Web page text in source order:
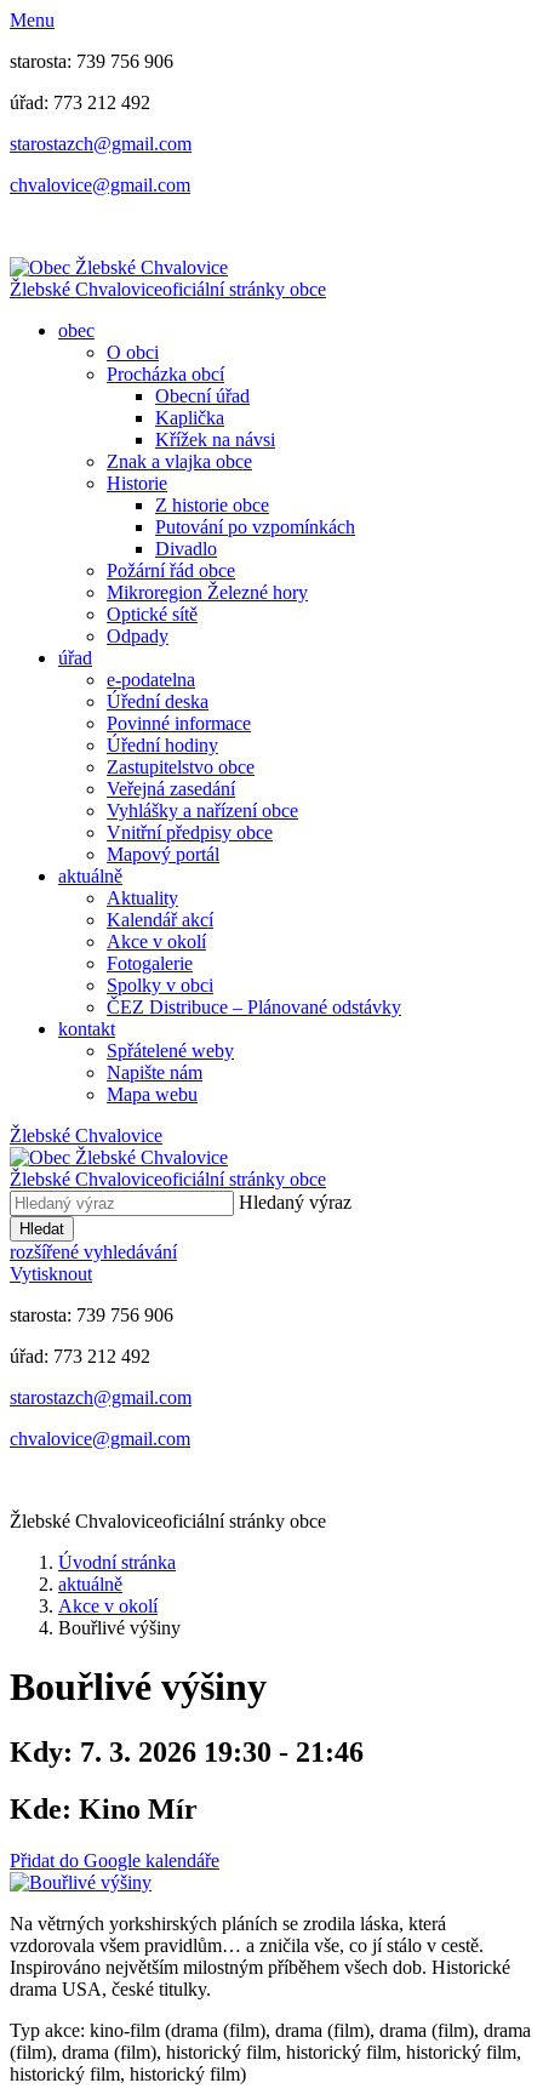
Menu
starosta: 739 756 906
úřad: 773 212 492
​​​​starostazch@gmail.com
​​​​chvalovice@gmail.com
Žlebské Chvaloviceoficiální stránky obce
obec
O obci
Procházka obcí
Obecní úřad
Kaplička
Křížek na návsi
Znak a vlajka obce
Historie
Z historie obce
Putování po vzpomínkách
Divadlo
Požární řád obce
Mikroregion Železné hory
Optické sítě
Odpady
úřad
e-podatelna
Úřední deska
Povinné informace
Úřední hodiny
Zastupitelstvo obce
Veřejná zasedání
Vyhlášky a nařízení obce
Vnitřní předpisy obce
Mapový portál
aktuálně
Aktuality
Kalendář akcí
Akce v okolí
Fotogalerie
Spolky v obci
ČEZ Distribuce – Plánované odstávky
kontakt
Spřátelené weby
Napište nám
Mapa webu
Žlebské Chvalovice
Žlebské Chvaloviceoficiální stránky obce
Hledaný výraz
Hledat
rozšířené vyhledávání
Vytisknout
starosta: 739 756 906
úřad: 773 212 492
​​​​starostazch@gmail.com
​​​​chvalovice@gmail.com
Žlebské Chvaloviceoficiální stránky obce
Úvodní stránka
aktuálně
Akce v okolí
Bouřlivé výšiny
Bouřlivé výšiny
Kdy: 7. 3. 2026 19:30 - 21:46
Kde: Kino Mír
Přidat do Google kalendáře
Na větrných yorkshirských pláních se zrodila láska, která
vzdorovala všem pravidlům… a zničila vše, co jí stálo v cestě.
Inspirováno největším milostným příběhem všech dob. Historické
drama USA, české titulky.
Typ akce: kino-film (drama (film), drama (film), drama (film), drama
(film), drama (film), historický film, historický film, historický film,
historický film, historický film)